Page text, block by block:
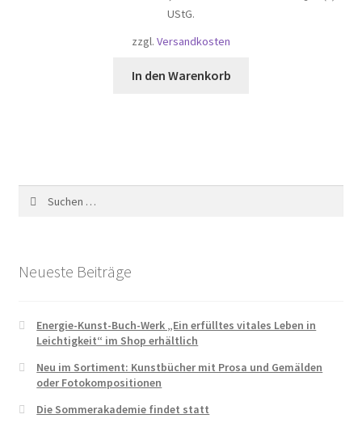
UStG.
zzgl. Versandkosten
In den Warenkorb
Neueste Beiträge
Energie-Kunst-Buch-Werk „Ein erfülltes vitales Leben in
Leichtigkeit“ im Shop erhältlich
Neu im Sortiment: Kunstbücher mit Prosa und Gemälden
oder Fotokompositionen
Die Sommerakademie findet statt